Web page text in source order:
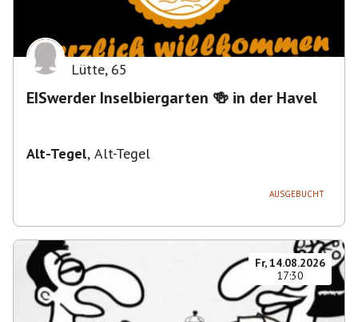
Lütte, 65
EISwerder Inselbiergarten 🍻 in der Havel
Alt-Tegel, Alt-Tegel
AUSGEBUCHT
Fr, 14.08.2026
17:30